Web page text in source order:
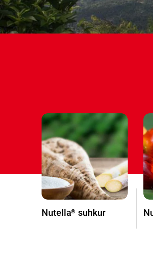
Nutella® suhkur